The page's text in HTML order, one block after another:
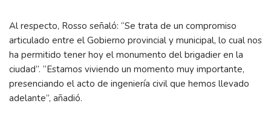
Al respecto, Rosso señaló: “Se trata de un compromiso
articulado entre el Gobierno provincial y municipal, lo cual nos
ha permitido tener hoy el monumento del brigadier en la
ciudad”. “Estamos viviendo un momento muy importante,
presenciando el acto de ingeniería civil que hemos llevado
adelante”, añadió.